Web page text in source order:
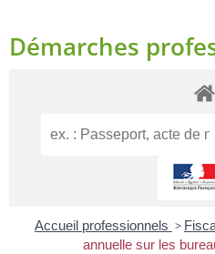
Démarches
Accueil professionnels >
annuelle sur les